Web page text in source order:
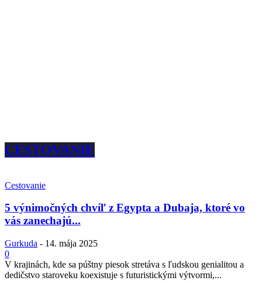
CESTOVANIE
Cestovanie
5 výnimočných chvíľ z Egypta a Dubaja, ktoré vo
vás zanechajú...
Gurkuda - 14. mája 2025
0
V krajinách, kde sa púštny piesok stretáva s ľudskou genialitou a
dedičstvo staroveku koexistuje s futuristickými výtvormi,...